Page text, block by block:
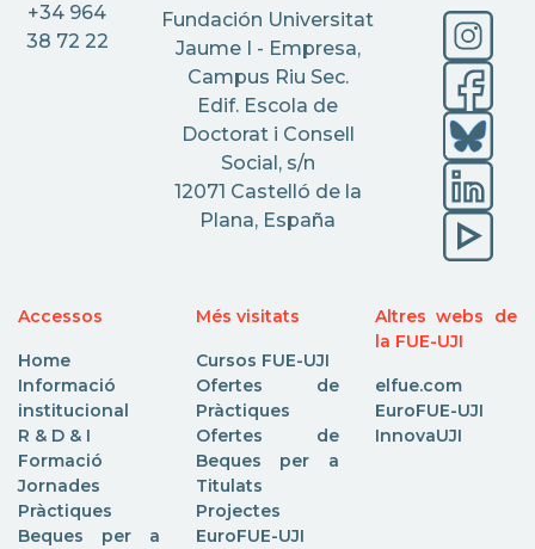
+34 964
38 72 22
Fundación Universitat
Jaume I - Empresa,
Campus Riu Sec.
Edif. Escola de
Doctorat i Consell
Social, s/n
12071 Castelló de la
Plana, España
Accessos
Home
Informació
institucional
R & D & I
Formació
Jornades
Pràctiques
Beques per a
Més visitats
Cursos FUE-UJI
Ofertes de
Pràctiques
Ofertes de
Beques per a
Titulats
Projectes
EuroFUE-UJI
Altres webs de
la FUE-UJI
elfue.com
EuroFUE-UJI
InnovaUJI